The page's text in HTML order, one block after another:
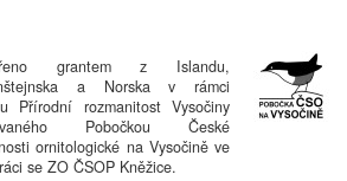
grantem z Islandu,
a Norska v rámci
Přírodní rozmanitost Vysočiny
Pobočkou České
ornitologické na Vysočině ve
se ZO ČSOP Kněžice.